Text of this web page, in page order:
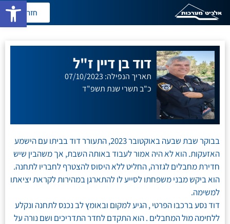
פתח חזרה
דוד בן דיין ז"ל
תאריך הנפילה: 07/10/2023
כ"ב תשרי שנת תשפ"ד
בבוקר שבת שבעה באוקטובר 2023, התעורר דוד בביתו עם הישמע
האזעקות. הוא לא היה אמור לעבוד באותה השבת, אך משהבין שיש
חדירת מחבלים לגזרה, החליט ללא היסוס להצטרף לחבריו לתחנה.
הוא ביקש מבני משפחתו לסייע לו להתארגן במהירות לקראת יציאתו
למשימה.
דוד נסע ברכבו הפרטי , הגיע למקום ובאומץ לב נכנס לתחנה ונקלע
ללחימה מול המחבלים . הוא התקדם לחדר התדריכים ושם נורה על